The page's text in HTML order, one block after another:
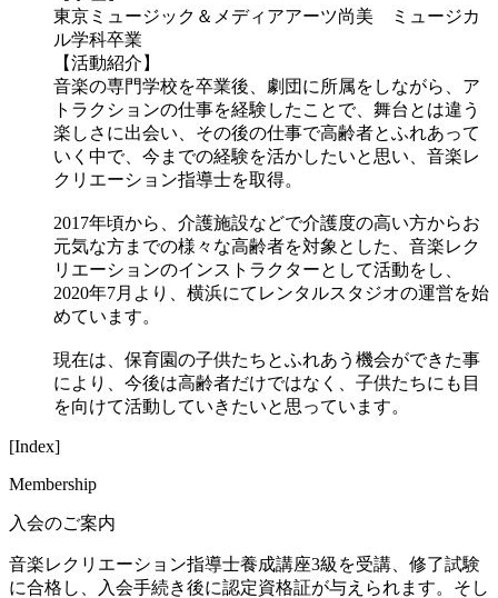
東京ミュージック＆メディアアーツ尚美 ミュージカ
ル学科卒業
【活動紹介】
音楽の専門学校を卒業後、劇団に所属をしながら、ア
トラクションの仕事を経験したことで、舞台とは違う
楽しさに出会い、その後の仕事で高齢者とふれあって
いく中で、今までの経験を活かしたいと思い、音楽レ
クリエーション指導士を取得。
2017年頃から、介護施設などで介護度の高い方からお
元気な方までの様々な高齢者を対象とした、音楽レク
リエーションのインストラクターとして活動をし、
2020年7月より、横浜にてレンタルスタジオの運営を始
めています。
現在は、保育園の子供たちとふれあう機会ができた事
により、今後は高齢者だけではなく、子供たちにも目
を向けて活動していきたいと思っています。
[Index]
Membership
入会のご案内
音楽レクリエーション指導士養成講座3級を受講、修了試験
に合格し、入会手続き後に認定資格証が与えられます。そし